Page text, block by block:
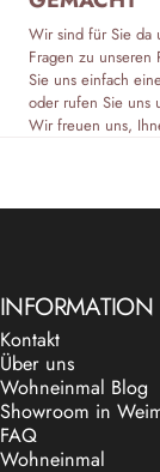
Wir sind für Sie da
Fragen zu unseren
Sie uns einfach
oder rufen Sie uns
Wir freuen uns,
INFORMATION
Kontakt
Über uns
Wohneinmal Blog
Showroom in
FAQ
Wohneinmal